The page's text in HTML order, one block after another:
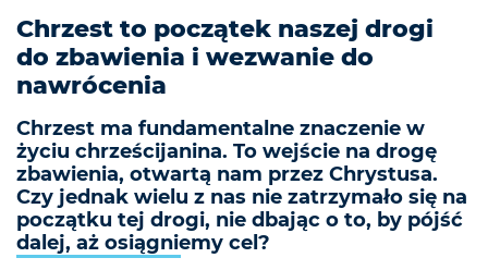
Chrzest to początek naszej drogi
do zbawienia i wezwanie do
nawrócenia
Chrzest ma fundamentalne znaczenie w
życiu chrześcijanina. To wejście na drogę
zbawienia, otwartą nam przez Chrystusa.
Czy jednak wielu z nas nie zatrzymało się na
początku tej drogi, nie dbając o to, by pójść
dalej, aż osiągniemy cel?